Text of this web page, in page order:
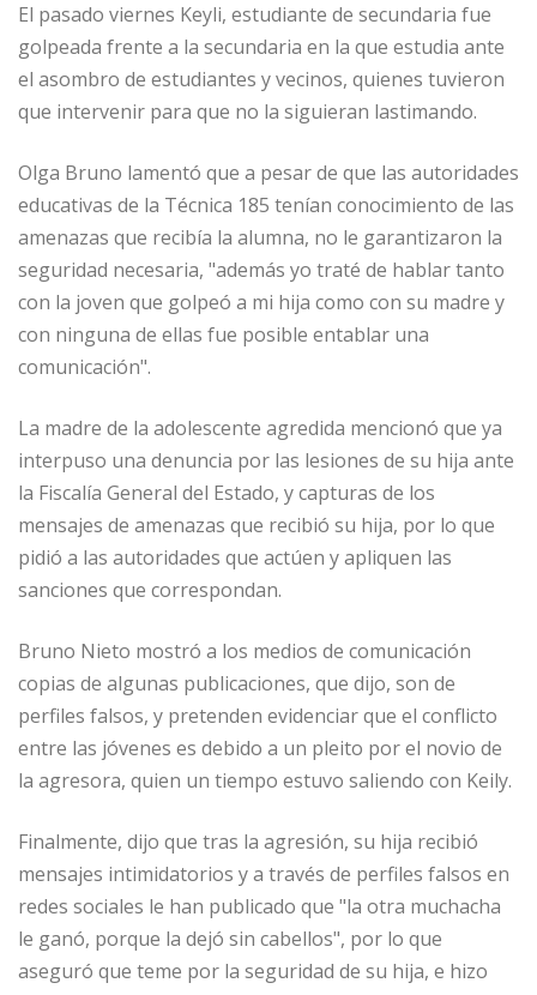
El pasado viernes Keyli, estudiante de secundaria fue
golpeada frente a la secundaria en la que estudia ante
el asombro de estudiantes y vecinos, quienes tuvieron
que intervenir para que no la siguieran lastimando.
Olga Bruno lamentó que a pesar de que las autoridades
educativas de la Técnica 185 tenían conocimiento de las
amenazas que recibía la alumna, no le garantizaron la
seguridad necesaria, "además yo traté de hablar tanto
con la joven que golpeó a mi hija como con su madre y
con ninguna de ellas fue posible entablar una
comunicación".
La madre de la adolescente agredida mencionó que ya
interpuso una denuncia por las lesiones de su hija ante
la Fiscalía General del Estado, y capturas de los
mensajes de amenazas que recibió su hija, por lo que
pidió a las autoridades que actúen y apliquen las
sanciones que correspondan.
Bruno Nieto mostró a los medios de comunicación
copias de algunas publicaciones, que dijo, son de
perfiles falsos, y pretenden evidenciar que el conflicto
entre las jóvenes es debido a un pleito por el novio de
la agresora, quien un tiempo estuvo saliendo con Keily.
Finalmente, dijo que tras la agresión, su hija recibió
mensajes intimidatorios y a través de perfiles falsos en
redes sociales le han publicado que "la otra muchacha
le ganó, porque la dejó sin cabellos", por lo que
aseguró que teme por la seguridad de su hija, e hizo